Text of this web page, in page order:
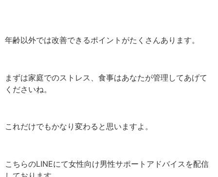
年齢以外では改善できるポイントがたくさんあります。
まずは家庭でのストレス、食事はあなたが管理してあげて
くださいね。
これだけでもかなり変わると思いますよ。
こちらのLINEにて女性向け男性サポートアドバイスを配信